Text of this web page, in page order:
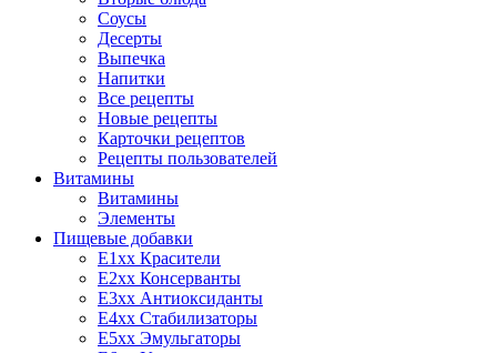
Соусы
Десерты
Выпечка
Напитки
Все рецепты
Новые рецепты
Карточки рецептов
Рецепты пользователей
Витамины
Витамины
Элементы
Пищевые добавки
E1xx Красители
E2xx Консерванты
E3xx Антиоксиданты
E4xx Стабилизаторы
E5xx Эмульгаторы